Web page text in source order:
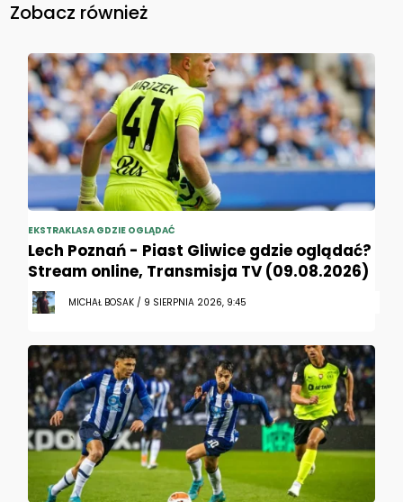
Zobacz również
EKSTRAKLASA GDZIE OGLĄDAĆ
Lech Poznań - Piast Gliwice gdzie oglądać?
Stream online, Transmisja TV (09.08.2026)
MICHAŁ BOSAK / 9 SIERPNIA 2026, 9:45